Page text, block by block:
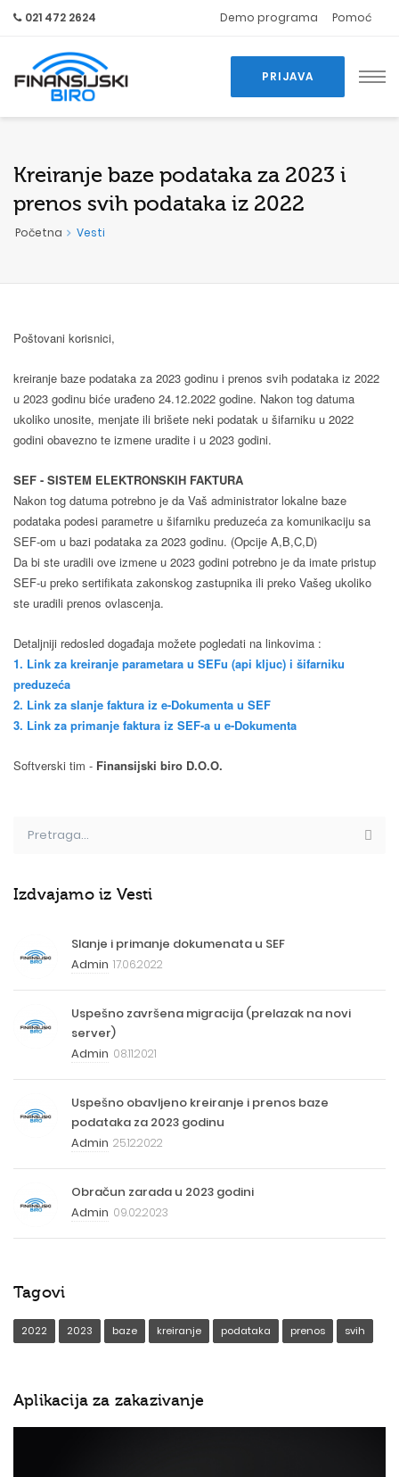
021 472 2624 Demo programa Pomoć
PRIJAVA
Kreiranje baze podataka za 2023 i
prenos svih podataka iz 2022
Početna Vesti
Poštovani korisnici,
kreiranje baze podataka za 2023 godinu i prenos svih podataka iz 2022
u 2023 godinu biće urađeno 24.12.2022 godine. Nakon tog datuma
ukoliko unosite, menjate ili brišete neki podatak u šifarniku u 2022
godini obavezno te izmene uradite i u 2023 godini.
SEF - SISTEM ELEKTRONSKIH FAKTURA
Nakon tog datuma potrebno je da Vaš administrator lokalne baze
podataka podesi parametre u šifarniku preduzeća za komunikaciju sa
SEF-om u bazi podataka za 2023 godinu. (Opcije A,B,C,D)
Da bi ste uradili ove izmene u 2023 godini potrebno je da imate pristup
SEF-u preko sertifikata zakonskog zastupnika ili preko Vašeg ukoliko
ste uradili prenos ovlascenja.
Detaljniji redosled događaja možete pogledati na linkovima :
1. Link za kreiranje parametara u SEFu (api kljuc) i šifarniku
preduzeća
2. Link za slanje faktura iz e-Dokumenta u SEF
3. Link za primanje faktura iz SEF-a u e-Dokumenta
Softverski tim - Finansijski biro D.O.O.
Izdvajamo iz Vesti
Slanje i primanje dokumenata u SEF
Admin 17.06.2022
Uspešno završena migracija (prelazak na novi
server)
Admin 08.11.2021
Uspešno obavljeno kreiranje i prenos baze
podataka za 2023 godinu
Admin 25.12.2022
Obračun zarada u 2023 godini
Admin 09.02.2023
Tagovi
2022 2023 baze kreiranje podataka prenos svih
Aplikacija za zakazivanje